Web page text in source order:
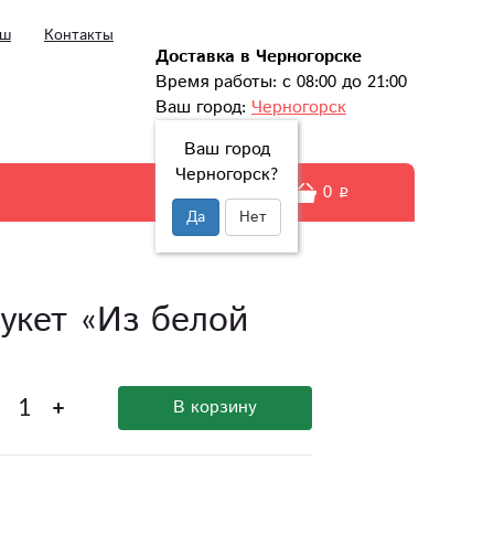
Контакты
Доставка в Черногорске
Время работы: с 08:00 до 21:00
Ваш город: Черногорск
Ваш город
Черногорск?
Да Нет
0
«Из белой
В корзину